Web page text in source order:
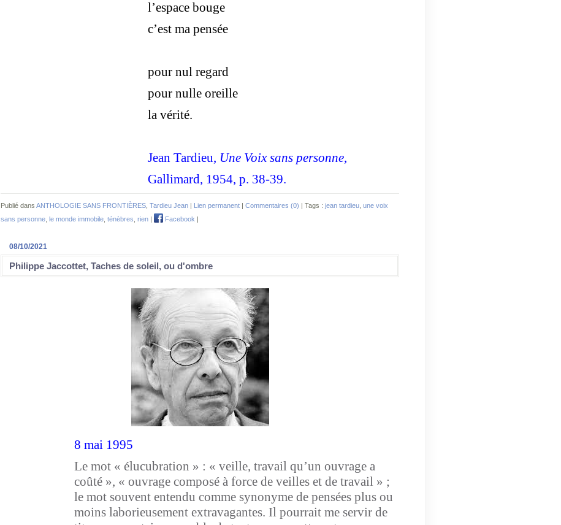
l’espace bouge
c’est ma pensée
pour nul regard
pour nulle oreille
la vérité.
Jean Tardieu, Une Voix sans personne,
Gallimard, 1954, p. 38-39.
Publié dans ANTHOLOGIE SANS FRONTIÈRES Tardieu Jean | Lien permanent | Commentaires (0) | Tags : jean tardieu une voix
sans personne le monde immobile ténèbres rien | Facebook |
08/10/2021
Philippe Jaccottet, Taches de soleil, ou d'ombre
8 mai 1995
Le mot « élucubration » : « veille, travail qu’un ouvrage a
coûté », « ouvrage composé à force de veilles et de travail » ;
le mot souvent entendu comme synonyme de pensées plus ou
moins laborieusement extravagantes. Il pourrait me servir de